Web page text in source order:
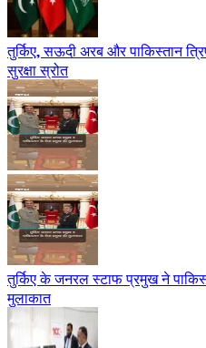
तुर्किए, सऊदी अरब और पाकिस्तान
सुरक्षा स्रोत
तुर्किए के जनरल स्टाफ प्रमुख ने
मुलाकात